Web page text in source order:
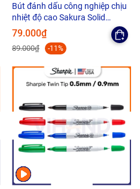
Bút đánh dấu công nghiệp chịu
nhiệt độ cao Sakura Solid
Marker High Temperature - Ngòi
12.0mm
79.000₫
89.000₫ -11%